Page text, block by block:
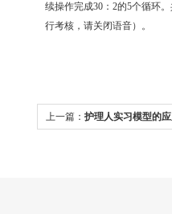
续操作完成30：2的5个循环
行考核，请关闭语音）。
上一篇： 护理人实习模型的